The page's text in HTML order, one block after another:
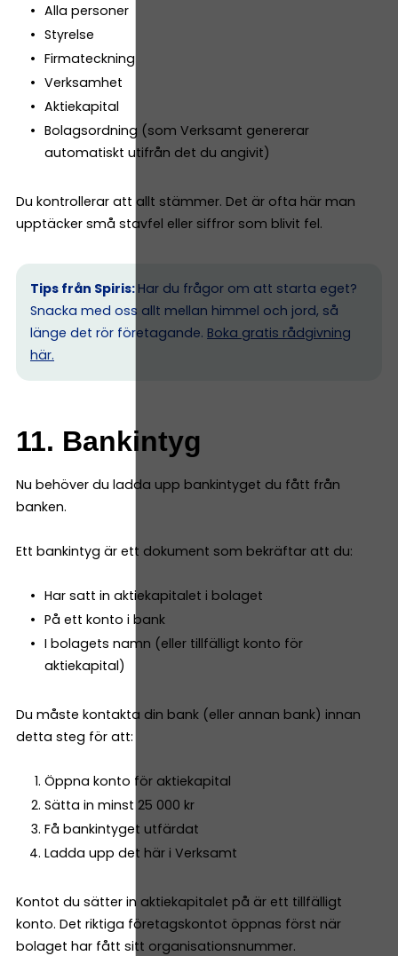
Alla personer
Styrelse
Firmateckning
Verksamhet
Aktiekapital
Bolagsordning (som Verksamt genererar
automatiskt utifrån det du angivit)
Du kontrollerar att allt stämmer. Det är ofta här man
upptäcker små stavfel eller siffror som blivit fel.
Tips från Spiris: Har du frågor om att starta eget?
Snacka med oss allt mellan himmel och jord, så
länge det rör företagande. Boka gratis rådgivning
här.
11. Bankintyg
Nu behöver du ladda upp bankintyget du fått från
banken.
Ett bankintyg är ett dokument som bekräftar att du:
Har satt in aktiekapitalet i bolaget
På ett konto i bank
I bolagets namn (eller tillfälligt konto för
aktiekapital)
Du måste kontakta din bank (eller annan bank) innan
detta steg för att:
Öppna konto för aktiekapital
Sätta in minst 25 000 kr
Få bankintyget utfärdat
Ladda upp det här i Verksamt
Kontot du sätter in aktiekapitalet på är ett tillfälligt
konto. Det riktiga företagskontot öppnas först när
bolaget har fått sitt organisationsnummer.